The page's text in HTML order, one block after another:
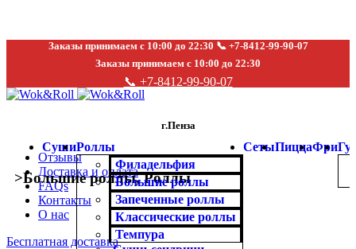
Заказы принимаем с 10:00 до 22:30 📞 +7-8412-99-90-07
Заказы принимаем с 10:00 до 22:30
📞 +7-8412-99-90-07
г.Пенза
Отзывы
Доставка и оплата
FAQs
Контакты
О нас
Бесплатная доставка
СушиРоллы
Филадельфия
Большие роллы
Запеченные роллы
Классические роллы
Темпура
СетыПиццаФри
>Большие роллы,Роллы